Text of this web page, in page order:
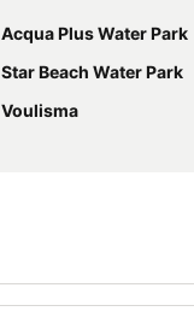
Acqua Plus Water Park
Star Beach Water Park
Voulisma